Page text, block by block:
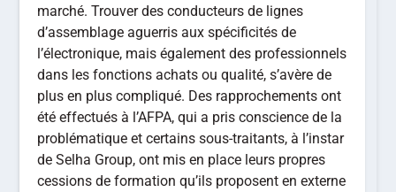
marché. Trouver des conducteurs de lignes
d’assemblage aguerris aux spécificités de
l’électronique, mais également des professionnels
dans les fonctions achats ou qualité, s’avère de
plus en plus compliqué. Des rapprochements ont
été effectués à l’AFPA, qui a pris conscience de la
problématique et certains sous-traitants, à l’instar
de Selha Group, ont mis en place leurs propres
cessions de formation qu’ils proposent en externe